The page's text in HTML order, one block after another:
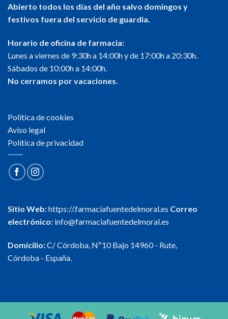
Abierto todos los días del año salvo domingos y
festivos fuera del servicio de guardia.
Horario de oficina de farmacia:
Lunes a viernes de 9:30h a 14:00h y de 17:00h a 20:30h.
Sábados de 10:00h a 14:00h.
No cerramos por vacaciones.
Política de cookies
Aviso legal
Política de privacidad
Sitio Web:https://.farmaciafuentedelmoral.es Correo
electrónico: info@farmaciafuentedelmoral.es
Domicilio:C/ Córdoba, Nº10 Bajo 14960 - Rute,
Córdoba - España.